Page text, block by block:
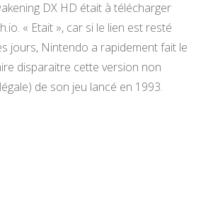
DX HD était à télécharger
« Etait », car si le lien est resté
jours, Nintendo a rapidement fait le
disparaitre cette version non
de son jeu lancé en 1993.